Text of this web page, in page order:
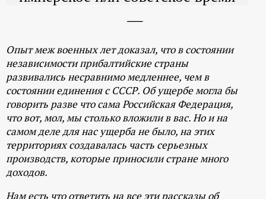
Опыт меж военных лет доказал, что в состоянии
независимости прибалтийские страны
развивались несравнимо медленнее, чем в
состоянии единения с СССР. Об ущербе могла бы
говорить разве что сама Российская Федерация,
что вот, мол, мы столько вложили в вас. Но и на
самом деле для нас ущерба не было, на этих
территориях создавалась часть серьезных
производств, которые приносили стране много
доходов.
Нам есть что ответить на все эти рассказы об